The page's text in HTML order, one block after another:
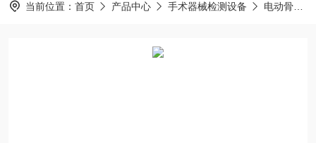
当前位置： 首页 产品中心 手术器械检测设备 电动骨组织手术设备测试仪